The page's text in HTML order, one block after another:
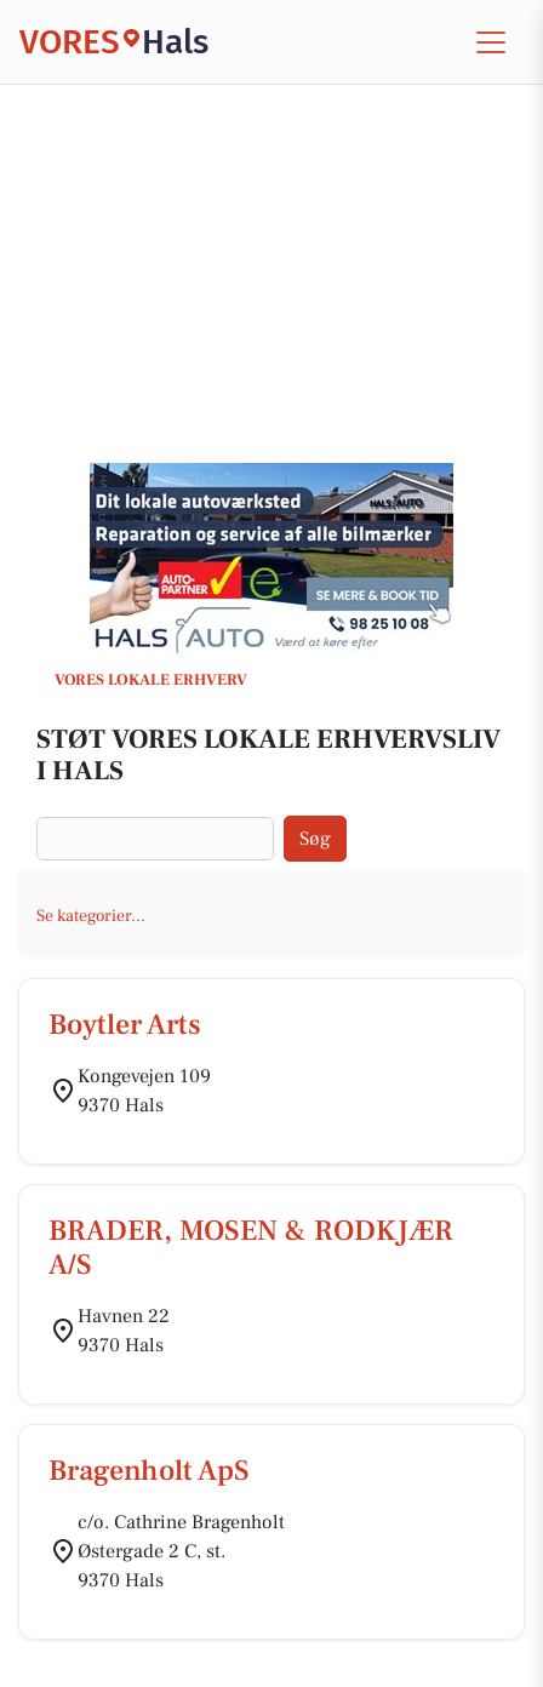
VORES Hals
VORES LOKALE ERHVERV
STØT VORES LOKALE ERHVERVSLIV
I HALS
Søg
Se kategorier...
Boytler Arts
Kongevejen 109
9370 Hals
BRADER, MOSEN & RODKJÆR
A/S
Havnen 22
9370 Hals
Bragenholt ApS
c/o. Cathrine Bragenholt
Østergade 2 C, st.
9370 Hals